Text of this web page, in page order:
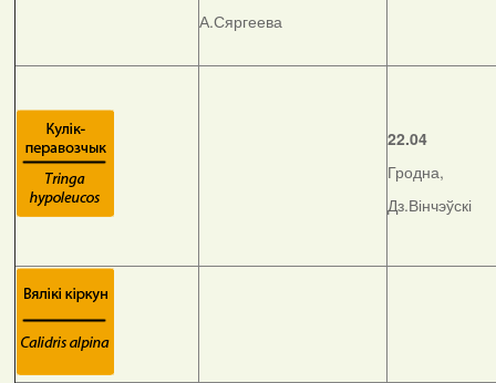
А.Сяргеева
22.04
Гродна,
Дз.Вінчэўскі